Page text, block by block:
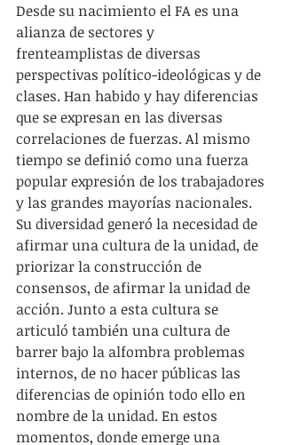
Desde su nacimiento el FA es una
alianza de sectores y
frenteamplistas de diversas
perspectivas político-ideológicas y de
clases. Han habido y hay diferencias
que se expresan en las diversas
correlaciones de fuerzas. Al mismo
tiempo se definió como una fuerza
popular expresión de los trabajadores
y las grandes mayorías nacionales.
Su diversidad generó la necesidad de
afirmar una cultura de la unidad, de
priorizar la construcción de
consensos, de afirmar la unidad de
acción. Junto a esta cultura se
articuló también una cultura de
barrer bajo la alfombra problemas
internos, de no hacer públicas las
diferencias de opinión todo ello en
nombre de la unidad. En estos
momentos, donde emerge una